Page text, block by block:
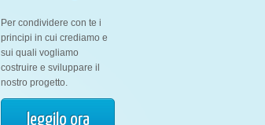
Per condividere con te i
principi in cui crediamo e
sui quali vogliamo
costruire e sviluppare il
nostro progetto.
leggilo ora